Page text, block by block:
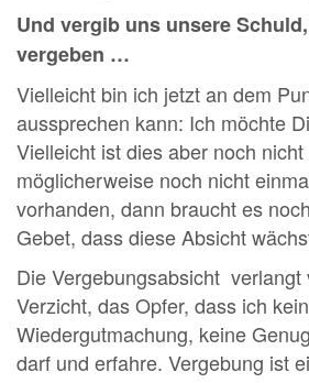
Und vergib uns unsere
vergeben …
Vielleicht bin ich jetzt an dem
aussprechen kann: Ich möchte
Vielleicht ist dies aber noch
möglicherweise noch nicht
vorhanden, dann braucht es
Gebet, dass diese Absicht
Die Vergebungsabsicht verlangt
Verzicht, das Opfer, dass ich
Wiedergutmachung, keine
darf und erfahre. Vergebung ist